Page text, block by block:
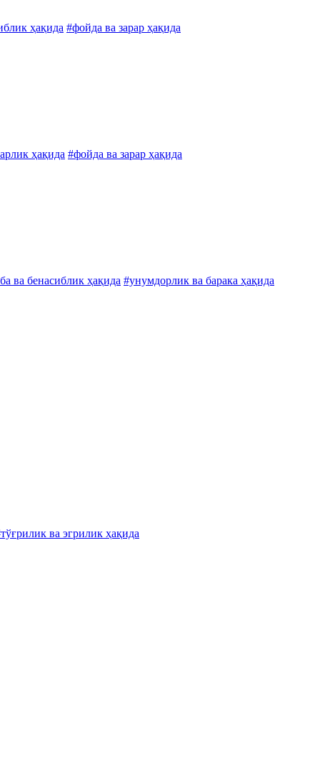
ҳақида #фойда ва зарар ҳақида
ҳақида #фойда ва зарар ҳақида
ва бенасиблик ҳақида #унумдорлик ва барака ҳақида
ва эгрилик ҳақида